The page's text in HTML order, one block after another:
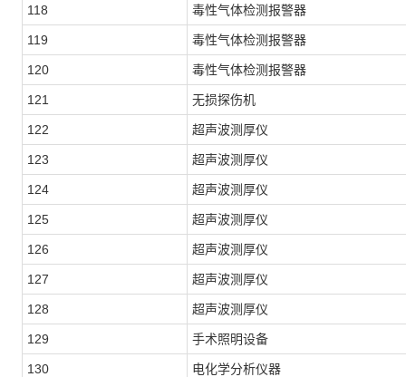
118 毒性气体检测报警器
119 毒性气体检测报警器
120 毒性气体检测报警器
121 无损探伤机
122 超声波测厚仪
123 超声波测厚仪
124 超声波测厚仪
125 超声波测厚仪
126 超声波测厚仪
127 超声波测厚仪
128 超声波测厚仪
129 手术照明设备
130 电化学分析仪器